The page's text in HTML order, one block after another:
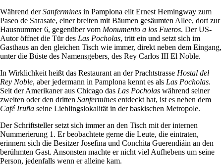
Während derSanfermines in Pamplona eilt Ernest Hemingway zum
Paseo de Sarasate, einer breiten mit Bäumen gesäumten Allee, dort zur
Hausnummer 6, gegenüber vom Monumento a los Fueros. Der US-
Autor öffnet die Tür des Las Pocholas, tritt ein und setzt sich im
Gasthaus an den gleichen Tisch wie immer, direkt neben dem Eingang,
unter die Büste des Namensgebers, des Rey Carlos III El Noble.
In Wirklichkeit heißt das Restaurant an der Prachtstrasse Hostal del
Rey Noble, aber jedermann in Pamplona kennt es als Las Pocholas.
Seit der Amerikaner aus Chicago das Las Pocholas während seiner
zweiten oder den dritten Sanfermines entdeckt hat, ist es neben dem
Café Iruña seine Lieblingslokalität in der baskischen Metropole.
Der Schriftsteller setzt sich immer an den Tisch mit der internen
Nummerierung 1. Er beobachtete gerne die Leute, die eintraten,
erinnern sich die Besitzer Josefina und Conchita Guerendiáin an den
berühmten Gast. Ansonsten machte er nicht viel Aufhebens um seine
Person, jedenfalls wenn er alleine kam.